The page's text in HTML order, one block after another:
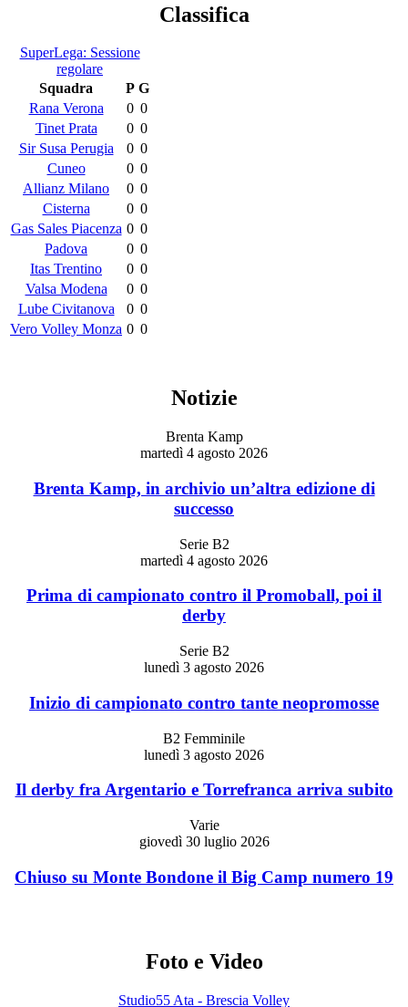
Classifica
SuperLega: Sessione
regolare
Squadra
P G
Rana Verona
0 0
Tinet Prata
0 0
Sir Susa Perugia
0 0
Cuneo
0 0
Allianz Milano
0 0
Cisterna
0 0
Gas Sales Piacenza 0 0
Padova
0 0
Itas Trentino
0 0
Valsa Modena
0 0
Lube Civitanova
0 0
Vero Volley Monza 0 0
Notizie
Brenta Kamp
martedì 4 agosto 2026
Brenta Kamp, in archivio un’altra edizione di
successo
Serie B2
martedì 4 agosto 2026
Prima di campionato contro il Promoball, poi il
derby
Serie B2
lunedì 3 agosto 2026
Inizio di campionato contro tante neopromosse
B2 Femminile
lunedì 3 agosto 2026
Il derby fra Argentario e Torrefranca arriva subito
Varie
giovedì 30 luglio 2026
Chiuso su Monte Bondone il Big Camp numero 19
Foto e Video
Studio55 Ata - Brescia Volley